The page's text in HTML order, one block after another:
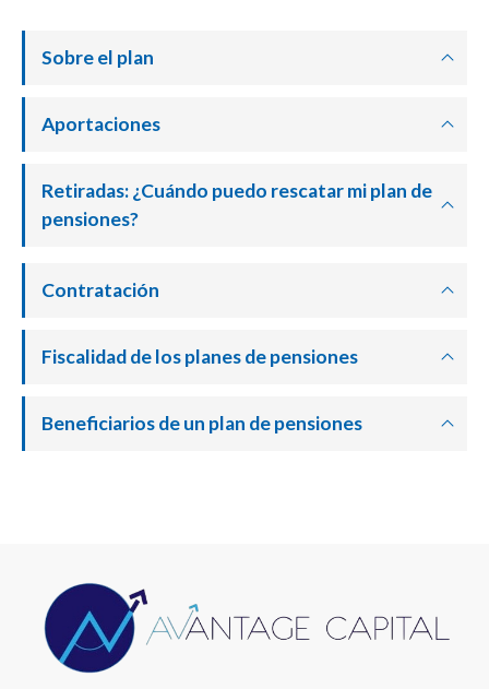
Sobre el plan
Aportaciones
Retiradas: ¿Cuándo puedo rescatar mi plan de
pensiones?
Contratación
Fiscalidad de los planes de pensiones
Beneficiarios de un plan de pensiones